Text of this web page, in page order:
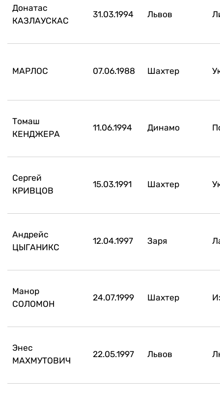
Донатас
КАЗЛАУСКАС
31.03.1994 Львов
МАРЛОС 07.06.1988 Шахтер
Томаш
КЕНДЖЕРА
11.06.1994 Динамо
Сергей
КРИВЦОВ
15.03.1991 Шахтер
Андрейс
ЦЫГАНИКС
12.04.1997 Заря
Манор
СОЛОМОН
24.07.1999 Шахтер
Энес
МАХМУТОВИЧ
22.05.1997 Львов